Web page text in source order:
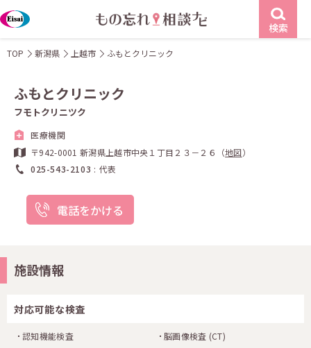
検索
TOP 新潟県 上越市 ふもとクリニック
ふもとクリニック
フモトクリニツク
医療機関
〒942-0001 新潟県上越市中央１丁目２３－２６（地図）
025-543-2103
代表
電話をかける
施設情報
対応可能な検査
認知機能検査 脳画像検査 (CT)